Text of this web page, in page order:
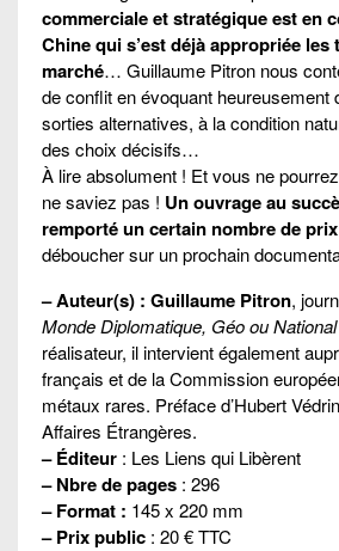
commerciale et stratégique est en
Chine qui s’est déjà appropriée
marché… Guillaume Pitron nous
de conflit en évoquant heureusement
sorties alternatives, à la condition
des choix décisifs…
À lire absolument ! Et vous ne
ne saviez pas ! Un ouvrage au
remporté un certain nombre de prix
déboucher sur un prochain
– Auteur(s) : Guillaume Pitron,
Monde Diplomatique, Géo ou
réalisateur, il intervient également
français et de la Commission
métaux rares. Préface d’Hubert
Affaires Étrangères.
– Éditeur : Les Liens qui Libèrent
– Nbre de pages : 296
– Format : 145 x 220 mm
– Prix public : 20 € TTC